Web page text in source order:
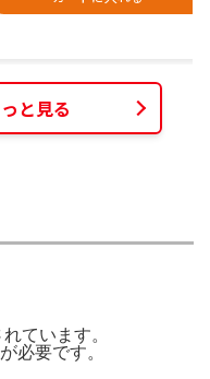
と見る
ています。
が必要です。